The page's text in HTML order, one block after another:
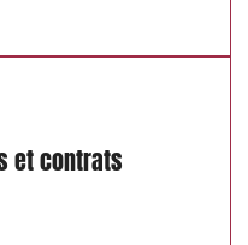
et contrats